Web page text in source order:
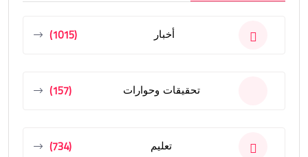
أخبار (1015)
تحقيقات وحوارات (157)
تعليم (734)